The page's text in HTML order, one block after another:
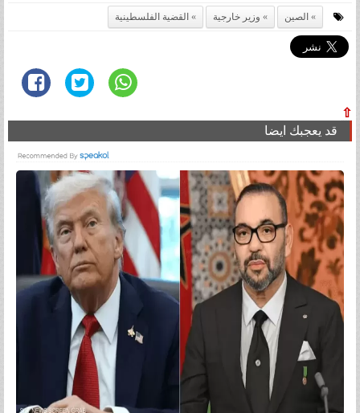
الصين وزير خارجية القضية الفلسطينية
⇧
قد يعجبك ايضا